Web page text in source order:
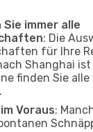
immer alle
: Die
für Ihre
Shanghai
finden Sie
Voraus: